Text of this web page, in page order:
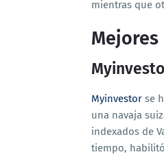
mientras que
Myinvestor se
una navaja
indexados de
tiempo,